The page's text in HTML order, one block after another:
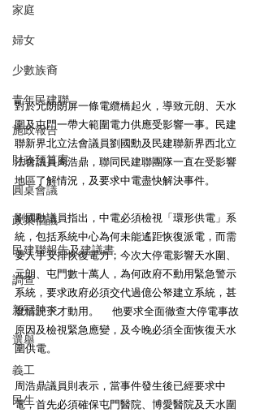
家庭
婦女
少數族裔
青年民建聯
施政報告
財政預算案
圓桌會議
政策倡議
民建聯報告及建議書
調查
新冠肺炎
選舉
義工
民生
對於元朗朗屏一條電纜橋起火，導致元朗、天水
圍及屯門一帶大範圍電力供應受影響一事。民建
聯新界北立法會議員劉國勳及民建聯新界西北立
法會議員周浩鼎，聯同民建聯團隊一直在受影響
地區了解情況，及要求中電盡快解決事件。
劉國勳議員指出，中電必須檢視「環形供電」系
統，包括系統中心為何未能遙距恢復派電，而需
要人手安排恢復電力；今次大停電影響天水圍、
元朗、屯門數十萬人，為何政府不動用緊急警示
系統，要求政府必須交代過億公帑建立系統，甚
麼情況下才動用。	他要求全面徹查大停電事故
原因及檢視緊急應變，及今晚必須全面恢復天水
圍供電。
周浩鼎議員則表示，當事件發生後已經要求中
電，首先必須確保屯門醫院、博愛醫院及天水圍